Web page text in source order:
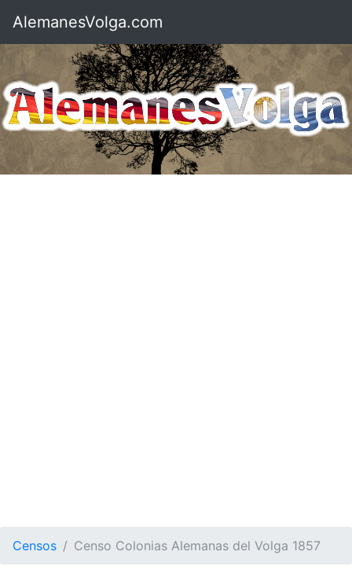
AlemanesVolga.com
Censos Censo Colonias Alemanas del Volga 1857